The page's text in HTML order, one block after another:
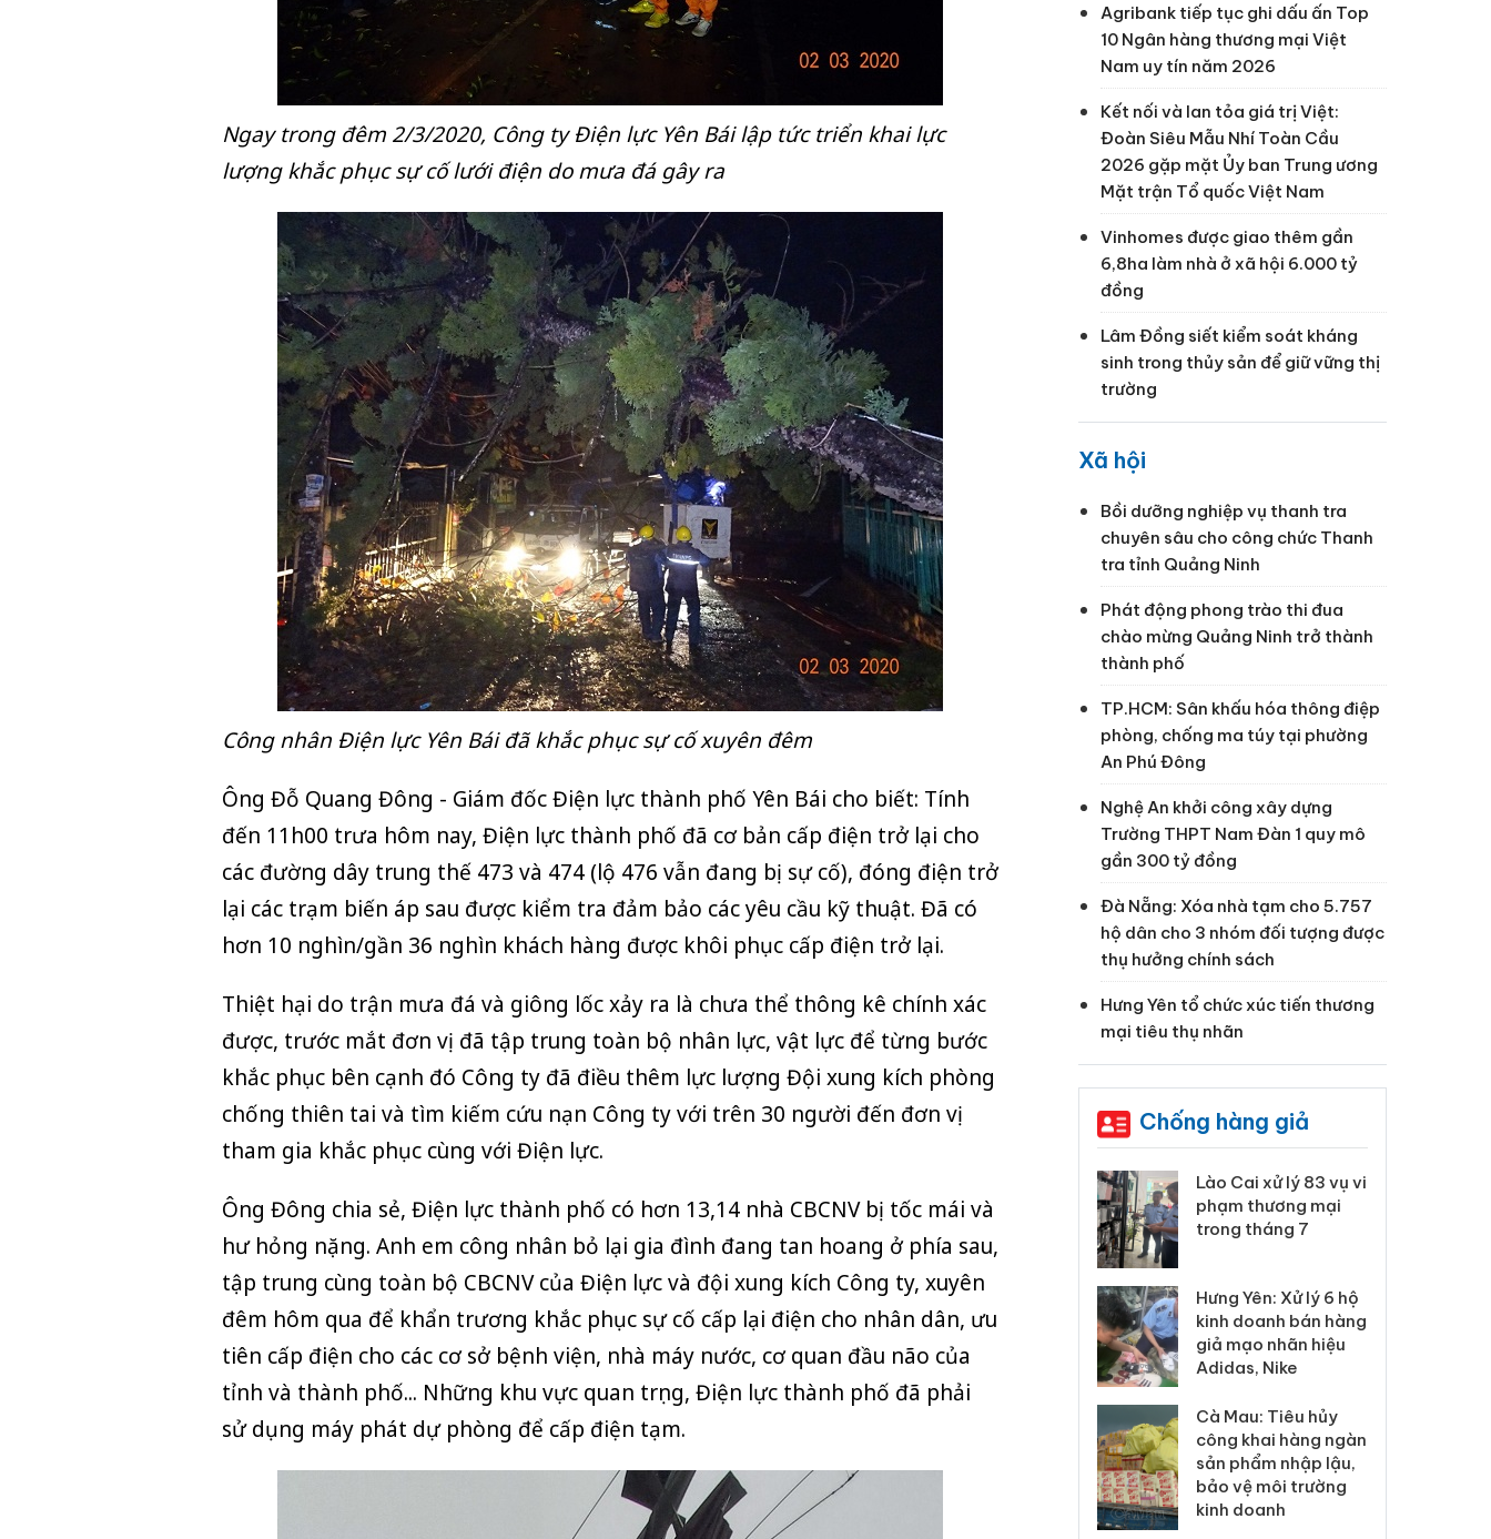
Ngay trong đêm 2/3/2020, Công ty Điện lực Yên Bái lập tức triển khai lực
lượng khắc phục sự cố lưới điện do mưa đá gây ra
Công nhân Điện lực Yên Bái đã khắc phục sự cố xuyên đêm
Ông Đỗ Quang Đông - Giám đốc Điện lực thành phố Yên Bái cho biết: Tính
đến 11h00 trưa hôm nay, Điện lực thành phố đã cơ bản cấp điện trở lại cho
các đường dây trung thế 473 và 474 (lộ 476 vẫn đang bị sự cố), đóng điện trở
lại các trạm biến áp sau được kiểm tra đảm bảo các yêu cầu kỹ thuật. Đã có
hơn 10 nghìn/gần 36 nghìn khách hàng được khôi phục cấp điện trở lại.
Thiệt hại do trận mưa đá và giông lốc xảy ra là chưa thể thông kê chính xác
được, trước mắt đơn vị đã tập trung toàn bộ nhân lực, vật lực để từng bước
khắc phục bên cạnh đó Công ty đã điều thêm lực lượng Đội xung kích phòng
chống thiên tai và tìm kiếm cứu nạn Công ty với trên 30 người đến đơn vị
tham gia khắc phục cùng với Điện lực.
Ông Đông chia sẻ, Điện lực thành phố có hơn 13,14 nhà CBCNV bị tốc mái và
hư hỏng nặng. Anh em công nhân bỏ lại gia đình đang tan hoang ở phía sau,
tập trung cùng toàn bộ CBCNV của Điện lực và đội xung kích Công ty, xuyên
đêm hôm qua để khẩn trương khắc phục sự cố cấp lại điện cho nhân dân, ưu
tiên cấp điện cho các cơ sở bệnh viện, nhà máy nước, cơ quan đầu não của
tỉnh và thành phố... Những khu vực quan trọng, Điện lực thành phố đã phải
sử dụng máy phát dự phòng để cấp điện tạm.
Agribank tiếp tục ghi dấu ấn Top
10 Ngân hàng thương mại Việt
Nam uy tín năm 2026
Kết nối và lan tỏa giá trị Việt:
Đoàn Siêu Mẫu Nhí Toàn Cầu
2026 gặp mặt Ủy ban Trung ương
Mặt trận Tổ quốc Việt Nam
Vinhomes được giao thêm gần
6,8ha làm nhà ở xã hội 6.000 tỷ
đồng
Lâm Đồng siết kiểm soát kháng
sinh trong thủy sản để giữ vững thị
trường
Xã hội
Bồi dưỡng nghiệp vụ thanh tra
chuyên sâu cho công chức Thanh
tra tỉnh Quảng Ninh
Phát động phong trào thi đua
chào mừng Quảng Ninh trở thành
thành phố
TP.HCM: Sân khấu hóa thông điệp
phòng, chống ma túy tại phường
An Phú Đông
Nghệ An khởi công xây dựng
Trường THPT Nam Đàn 1 quy mô
gần 300 tỷ đồng
Đà Nẵng: Xóa nhà tạm cho 5.757
hộ dân cho 3 nhóm đối tượng được
thụ hưởng chính sách
Hưng Yên tổ chức xúc tiến thương
mại tiêu thụ nhãn
Chống hàng giả
tìm bị hại trong vụ
bán yến sào giả
Thanh Hóa: Tìm bị
hại trong vụ án buôn
bán bình sữa
Moyuum giả
bán hàng giả tại Phú
Lào Cai xử lý 83 vụ vi
phạm thương mại
trong tháng 7
Hưng Yên: Xử lý 6 hộ
kinh doanh bán hàng
giả mạo nhãn hiệu
Adidas, Nike
Cà Mau: Tiêu hủy
công khai hàng ngàn
sản phẩm nhập lậu,
bảo vệ môi trường
kinh doanh